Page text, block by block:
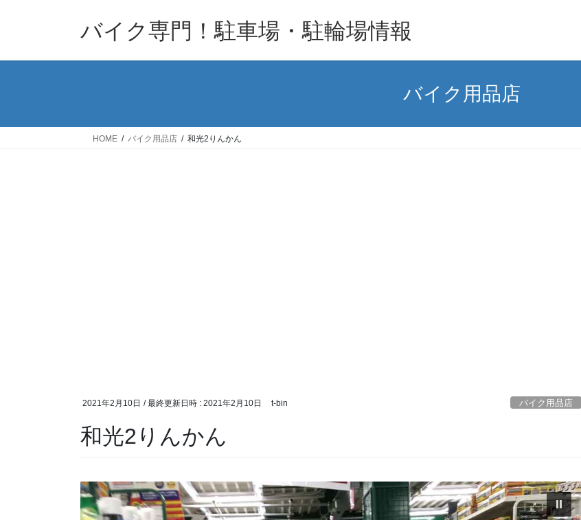
ン
キ
ー
に
バイク専門！駐車場・駐輪場情報
バイク用品店
HOME バイク用品店 和光2りんかん
2021年2月10日 / 最終更新日時 : 2021年2月10日 t-bin バイク用品店
和光2りんかん